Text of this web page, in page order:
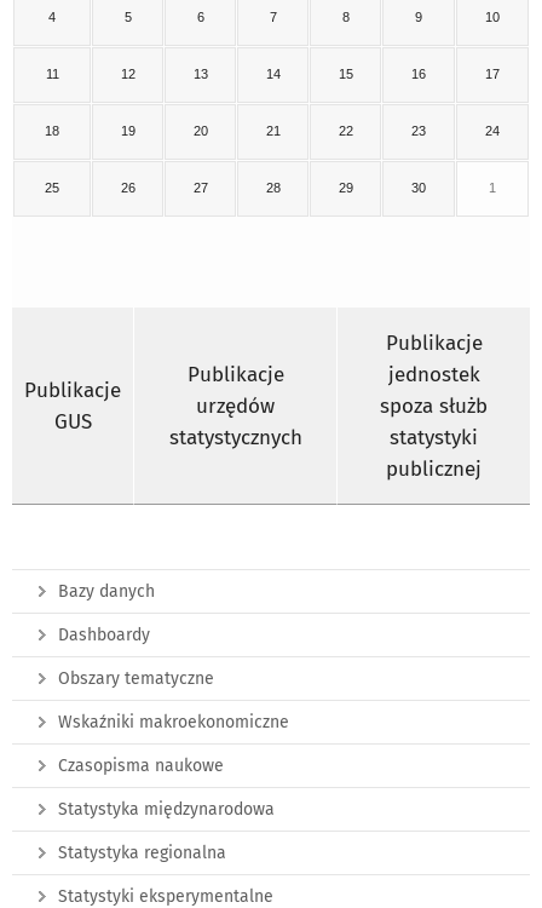
4 5 6 7 8 9 10
11 12 13 14 15 16 17
18 19 20 21 22 23 24
25 26 27 28 29 30 1
Publikacje
GUS
Publikacje
urzędów
statystycznych
Publikacje
jednostek
spoza służb
statystyki
publicznej
Bazy danych
Dashboardy
Obszary tematyczne
Wskaźniki makroekonomiczne
Czasopisma naukowe
Statystyka międzynarodowa
Statystyka regionalna
Statystyki eksperymentalne